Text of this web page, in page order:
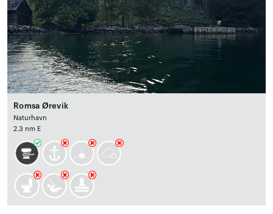
Romsa Ørevik
Naturhavn
2.3 nm E